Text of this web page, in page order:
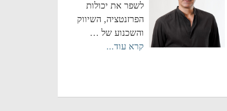
לשפר את יכולות
הפרזנטציה, השיווק
והשכנוע של …
קרא עוד...